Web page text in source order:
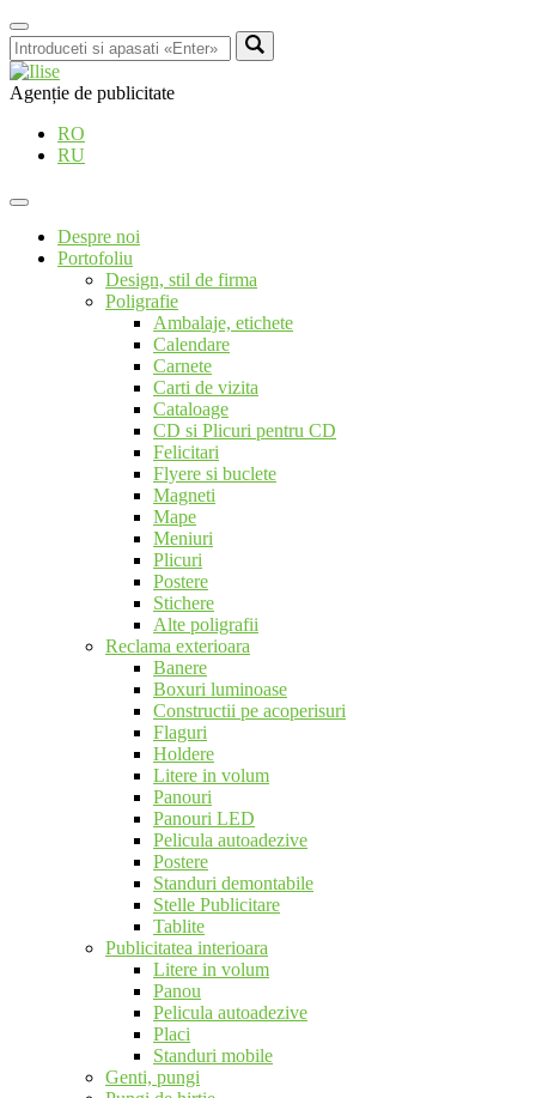
Agenție de publicitate
RO
RU
Despre noi
Portofoliu
Design, stil de firma
Poligrafie
Ambalaje, etichete
Calendare
Carnete
Carti de vizita
Cataloage
CD si Plicuri pentru CD
Felicitari
Flyere si buclete
Magneti
Mape
Meniuri
Plicuri
Postere
Stichere
Alte poligrafii
Reclama exterioara
Banere
Boxuri luminoase
Constructii pe acoperisuri
Flaguri
Holdere
Litere in volum
Panouri
Panouri LED
Pelicula autoadezive
Postere
Standuri demontabile
Stelle Publicitare
Tablite
Publicitatea interioara
Litere in volum
Panou
Pelicula autoadezive
Placi
Standuri mobile
Genti, pungi